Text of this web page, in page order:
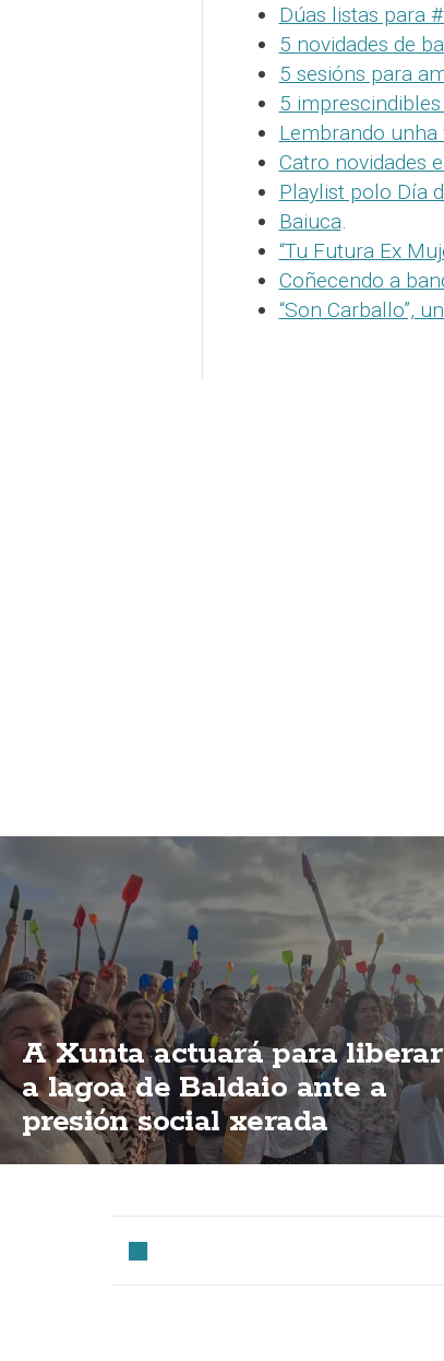
Dúas listas para
5 novidades de
5 sesións para
5
Lembrando unha
Catro novidades
Playlist polo Día
Baiuca.
“Tu Futura Ex
Coñecendo a
“Son Carballo”,
A Xunta actuará para liberar
a lagoa de Baldaio ante a
presión social xerada